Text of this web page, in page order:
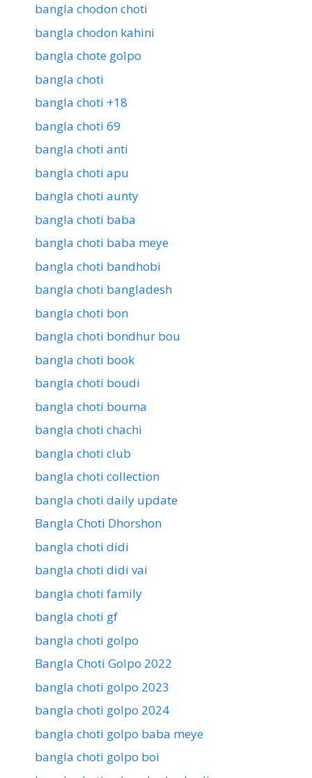
bangla chodon choti
bangla chodon kahini
bangla chote golpo
bangla choti
bangla choti +18
bangla choti 69
bangla choti anti
bangla choti apu
bangla choti aunty
bangla choti baba
bangla choti baba meye
bangla choti bandhobi
bangla choti bangladesh
bangla choti bon
bangla choti bondhur bou
bangla choti book
bangla choti boudi
bangla choti bouma
bangla choti chachi
bangla choti club
bangla choti collection
bangla choti daily update
Bangla Choti Dhorshon
bangla choti didi
bangla choti didi vai
bangla choti family
bangla choti gf
bangla choti golpo
Bangla Choti Golpo 2022
bangla choti golpo 2023
bangla choti golpo 2024
bangla choti golpo baba meye
bangla choti golpo boi